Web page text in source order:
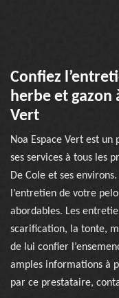
Confiez
herbe et gazon
Vert
Noa Espace Vert est
ses services à tous les
De Cole et ses
l’entretien de votre
abordables. Les
scarification, la tonte,
de lui confier
amples informations à
par ce prestataire,